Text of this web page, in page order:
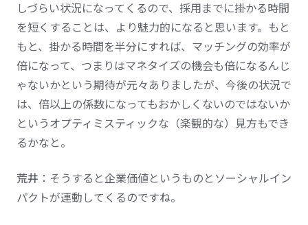
しづらい状況になってくるので、採用までに掛かる時間
を短くすることは、より魅力的になると思います。もと
もと、掛かる時間を半分にすれば、マッチングの効率が
倍になって、つまりはマネタイズの機会も倍になるんじ
ゃないかという期待が元々ありましたが、今後の状況で
は、倍以上の係数になってもおかしくないのではないか
というオプティミスティックな（楽観的な）見方もでき
るかなと。
荒井 ：そうすると企業価値というものとソーシャルイン
パクトが連動してくるのですね。